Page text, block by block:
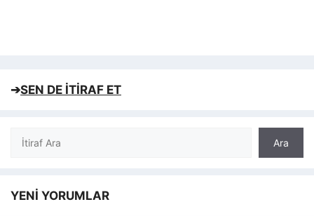
➔SEN DE İTİRAF ET
Ara
Ara
YENİ YORUMLAR